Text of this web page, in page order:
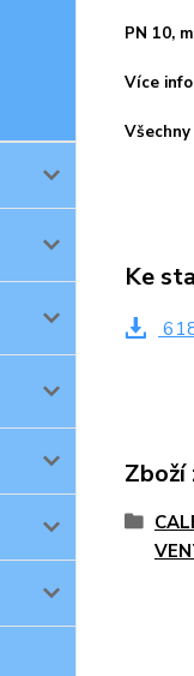
PN 10,
Více
Ke
Zboží